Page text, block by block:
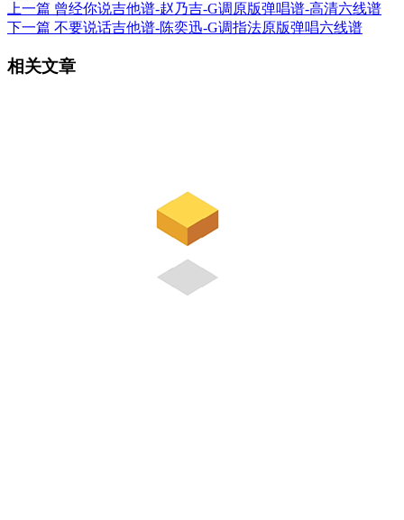
上一篇 曾经你说吉他谱-赵乃吉-G调原版弹唱谱-高清六线谱
下一篇 不要说话吉他谱-陈奕迅-G调指法原版弹唱六线谱
相关文章